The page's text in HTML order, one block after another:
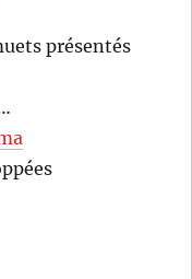
présentés